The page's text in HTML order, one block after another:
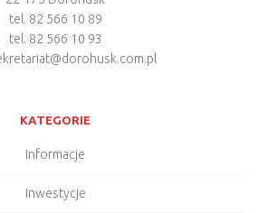
tel. 82 566 10 89
tel. 82 566 10 93
KATEGORIE
Informacje
Inwestycje